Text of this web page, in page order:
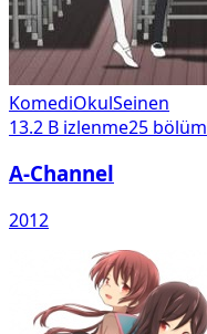
KomediOkulSeinen
13.2 B izlenme25 bölüm
A-Channel
2012